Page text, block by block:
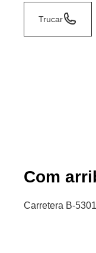
Trucar
Com
Carretera B-